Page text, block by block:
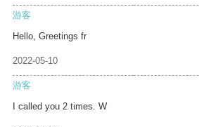
游客
Hello, Greetings fr
2022-05-10
游客
I called you 2 times. W